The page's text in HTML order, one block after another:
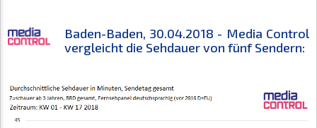
Baden-Baden, 30.04.2018 - Media Control
vergleicht die Sehdauer von fünf Sendern: